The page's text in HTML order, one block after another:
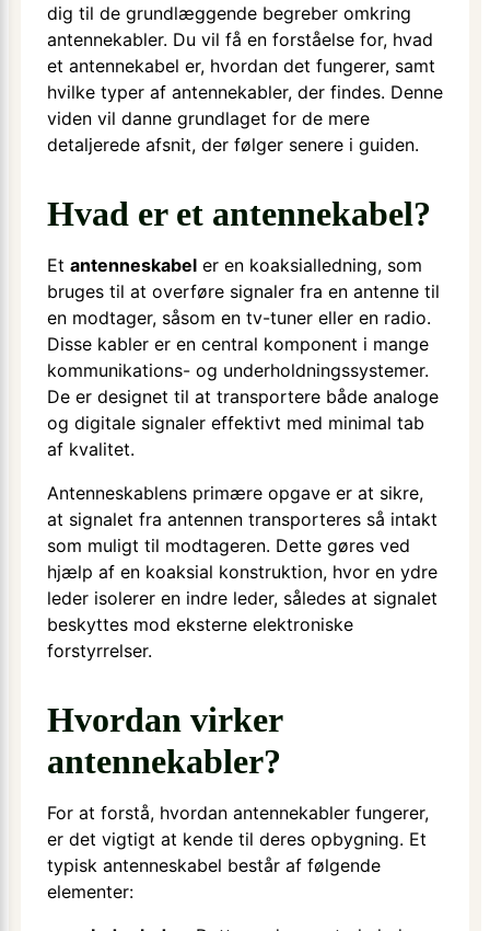
dig til de grundlæggende begreber omkring
antennekabler. Du vil få en forståelse for, hvad
et antennekabel er, hvordan det fungerer, samt
hvilke typer af antennekabler, der findes. Denne
viden vil danne grundlaget for de mere
detaljerede afsnit, der følger senere i guiden.
Hvad er et antennekabel?
Et antenneskabeler en koaksialledning, som
bruges til at overføre signaler fra en antenne til
en modtager, såsom en tv-tuner eller en radio.
Disse kabler er en central komponent i mange
kommunikations- og underholdningssystemer.
De er designet til at transportere både analoge
og digitale signaler effektivt med minimal tab
af kvalitet.
Antenneskablens primære opgave er at sikre,
at signalet fra antennen transporteres så intakt
som muligt til modtageren. Dette gøres ved
hjælp af en koaksial konstruktion, hvor en ydre
leder isolerer en indre leder, således at signalet
beskyttes mod eksterne elektroniske
forstyrrelser.
Hvordan virker
antennekabler?
For at forstå, hvordan antennekabler fungerer,
er det vigtigt at kende til deres opbygning. Et
typisk antenneskabel består af følgende
elementer: